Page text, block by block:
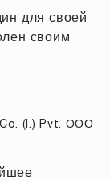
для своей
своим
(I.) Pvt. ООО